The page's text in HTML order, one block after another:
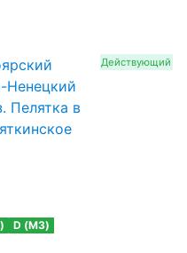
Ненецкий
Пелятка в
D (M3)
Действующий